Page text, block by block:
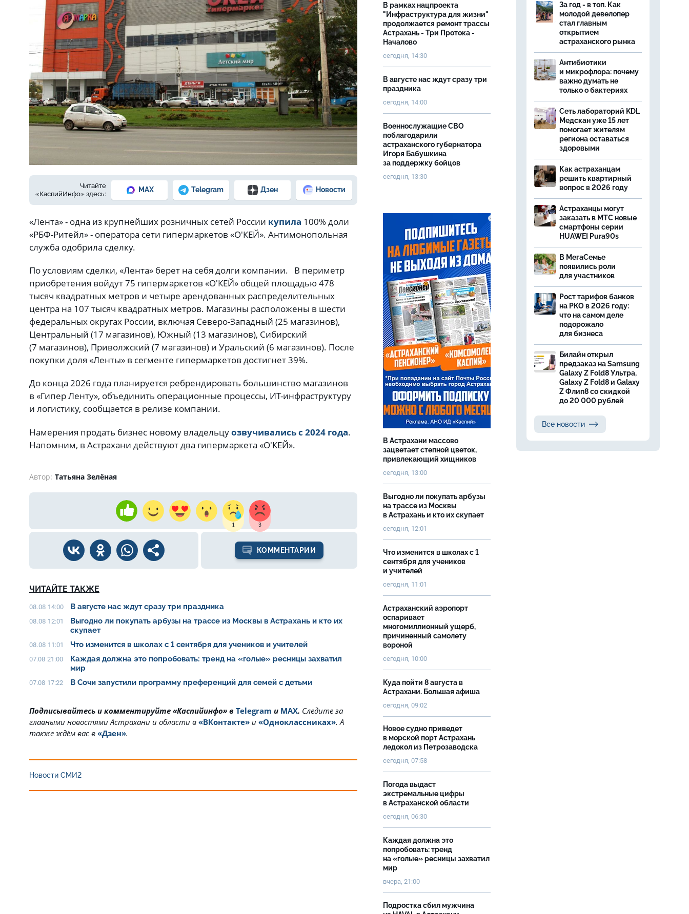
Фото: Е. Зимней из архива КаспийИфо
Читайте
«КаспийИнфо» здесь:
MAX Telegram Дзен Новости
«Лента» - одна из крупнейших розничных сетей России купила 100% доли
«РБФ-Ритейл» - оператора сети гипермаркетов «О'КЕЙ». Антимонопольная
служба одобрила сделку.
По условиям сделки, «Лента» берет на себя долги компании. В периметр
приобретения войдут 75 гипермаркетов «О'КЕЙ» общей площадью 478
тысяч квадратных метров и четыре арендованных распределительных
центра на 107 тысяч квадратных метров. Магазины расположены в шести
федеральных округах России, включая Северо-Западный (25 магазинов),
Центральный (17 магазинов), Южный (13 магазинов), Сибирский
(7 магазинов), Приволжский (7 магазинов) и Уральский (6 магазинов). После
покупки доля «Ленты» в сегменте гипермаркетов достигнет 39%.
До конца 2026 года планируется ребрендировать большинство магазинов
в «Гипер Ленту», объединить операционные процессы, ИТ-инфраструктуру
и логистику, сообщается в релизе компании.
Намерения продать бизнес новому владельцуозвучивались с 2024 года.
Напомним, в Астрахани действуют два гипермаркета «О'КЕЙ».
Автор: Татьяна Зелёная
1 3
КОММЕНТАРИИ
ЧИТАЙТЕ ТАКЖЕ
08.08 14:00 В августе нас ждут сразу три праздника
08.08 12:01
Выгодно ли покупать арбузы на трассе из Москвы в Астрахань и кто их
скупает
08.08 11:01 Что изменится в школах с 1 сентября для учеников и учителей
07.08 21:00
Каждая должна это попробовать: тренд на «голые» ресницы захватил
мир
07.08 17:22 В Сочи запустили программу преференций для семей с детьми
Подписывайтесь и комментируйте «Каспийинфо» в Telegram и MAX. Cледите за
главными новостями Астрахани и области в «ВКонтакте» и «Одноклассниках». А
также ждём вас в «Дзен».
Новости СМИ2
В рамках нацпроекта
"Инфраструктура для жизни"
продолжается ремонт трассы
Астрахань - Три Протока -
Началово
сегодня, 14:30
В августе нас ждут сразу три
праздника
сегодня, 14:00
Военнослужащие СВО
поблагодарили
астраханского губернатора
Игоря Бабушкина
за поддержку бойцов
сегодня, 13:30
В Астрахани массово
зацветает степной цветок,
привлекающий хищников
сегодня, 13:00
Выгодно ли покупать арбузы
на трассе из Москвы
в Астрахань и кто их скупает
сегодня, 12:01
Что изменится в школах с 1
сентября для учеников
и учителей
сегодня, 11:01
Астраханский аэропорт
оспаривает
многомиллионный ущерб,
причиненный самолету
вороной
сегодня, 10:00
Куда пойти 8 августа в
Астрахани. Большая афиша
сегодня, 09:02
Новое судно приведет
в морской порт Астрахань
ледокол из Петрозаводска
сегодня, 07:58
Погода выдаст
экстремальные цифры
в Астраханской области
сегодня, 06:30
Каждая должна это
попробовать: тренд
на «голые» ресницы захватил
мир
вчера, 21:00
Подростка сбил мужчина
За год - в топ. Как
молодой девелопер
стал главным
открытием
астраханского рынка
Антибиотики
и микрофлора: почему
важно думать не
только о бактериях
Сеть лабораторий KDL
Медскан уже 15 лет
помогает жителям
региона оставаться
здоровыми
Как астраханцам
решить квартирный
вопрос в 2026 году
Астраханцы могут
заказать в МТС новые
смартфоны серии
HUAWEI Pura90s
В МегаСемье
появились роли
для участников
Рост тарифов банков
на РКО в 2026 году:
что на самом деле
подорожало
для бизнеса
Билайн открыл
предзаказ на Samsung
Galaxy Z Fold8 Ультра,
Galaxy Z Fold8 и Galaxy
Z Флип8 со скидкой
до 20 000 рублей
Все новости